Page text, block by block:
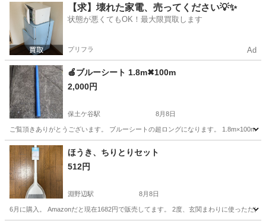
神奈川 稲田堤駅 洗濯用品
【求】壊れた家電、売ってください💡✨
状態が悪くてもOK！最大限買取します
プリフラ Ad
🍎ブルーシート 1.8m✖100m
2,000円
保土ケ谷駅 8月8日
ご覧頂きありがとうございます。 ブルーシートの超ロングになります。 1.8m×100m
神奈川 横浜市 保土ケ谷駅 家庭用品
ほうき、ちりとりセット
512円
淵野辺駅 8月8日
6月に購入。 Amazonだと現在1682円で販売してます。 2度、玄関まわりに使っただ